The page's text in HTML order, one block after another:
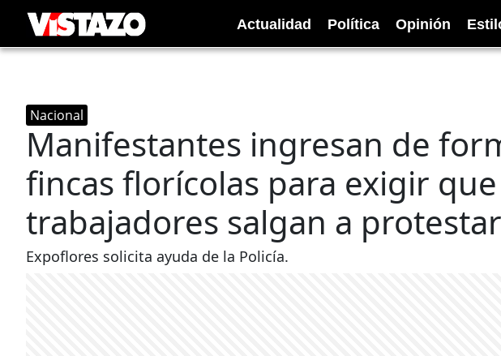
Actualidad Política Opinión
Nacional
Manifestantes ingresan de
fincas florícolas para exigir
trabajadores salgan a protestar
Expoflores solicita ayuda de la Policía.